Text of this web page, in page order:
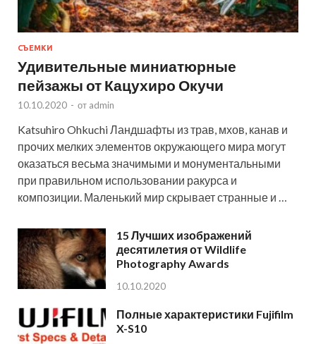
СЪЕМКИ
Удивительные миниатюрные
пейзажы от Кацухиро Окучи
10.10.2020 - от admin
Katsuhiro Ohkuchi Ландшафты из трав, мхов, канав и
прочих мелких элементов окружающего мира могут
оказаться весьма значимыми и монументальными
при правильном использовании ракурса и
композиции. Маленький мир скрывает странные и …
15 Лучших изображений
десятилетия от Wildlife
Photography Awards
10.10.2020
Полные характеристики Fujifilm
X-S10